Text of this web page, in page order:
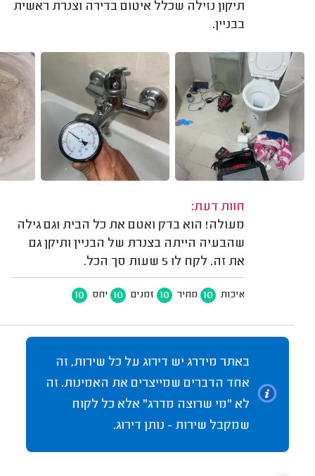
תיקון נזילה שכלל איטום בדירה וצנרת ראשית
בבניין.
חוות דעת:
מעולה! הוא בדק ואטם את כל הבית וגם גילה
שהבעיה הייתה בצנרת של הבניין ותיקן גם
את זה. לקח לו 5 שעות סך הכל.
איכות 10 מחיר 10 זמנים 10 יחס 10
באתר מידרג יש דירוג על כל שירות, זה
אחד הדברים שמייצרים את האמינות. זה
לא "מי שרוצה מדרג" אלא כל לקוח
שמקבל שירות - נותן דירוג.